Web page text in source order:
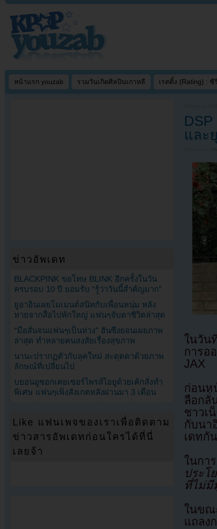
หน้าแรก youzab รวมวันเกิดศิลปินเกาหลี เรตติ้ง (Rating) : ซี
และ
ในวัน
การอ
JAX
ก่อนห
ลือกลั่
ชาวเ
กับนา
เดทกั
ในก
ประโ
ที่ไม่มี
ในข
แถลง
ข่าวอัพเดท
BLACKPINK ขอโทษ BLINK อีกครั้งในวัน
ครบรอบ 10 ปี ยอมรับ “รู้ว่าวันนี้สำคัญมาก”
ยูอาอินเผยโมเมนต์สนิทกับเพื่อนหนุ่ม หลัง
หายจากสื่อไปพักใหญ่ แฟนๆจับตาชีวิตล่าสุด
“มือสั่นจนแฟนๆเป็นห่วง” ฮันซึงยอนเผยภาพ
ล่าสุด ทำหลายคนสงสัยเรื่องสุขภาพ
นานะปรากฏตัวกับลุคใหม่ สะดุดตาด้วยภาพ
ลักษณ์ที่เปลี่ยนไป
บยอนอูซอกเคยเซอร์ไพรส์ไอยูด้วยเค้กสั่งทำ
พิเศษ แฟนๆเพิ่งสังเกตหลังผ่านมา 3 เดือน
Like แฟนเพจของเราเพื่อติดตาม
ข่าวสารอัพเดทก่อนใครได้ที่นี่
เลยจ้า